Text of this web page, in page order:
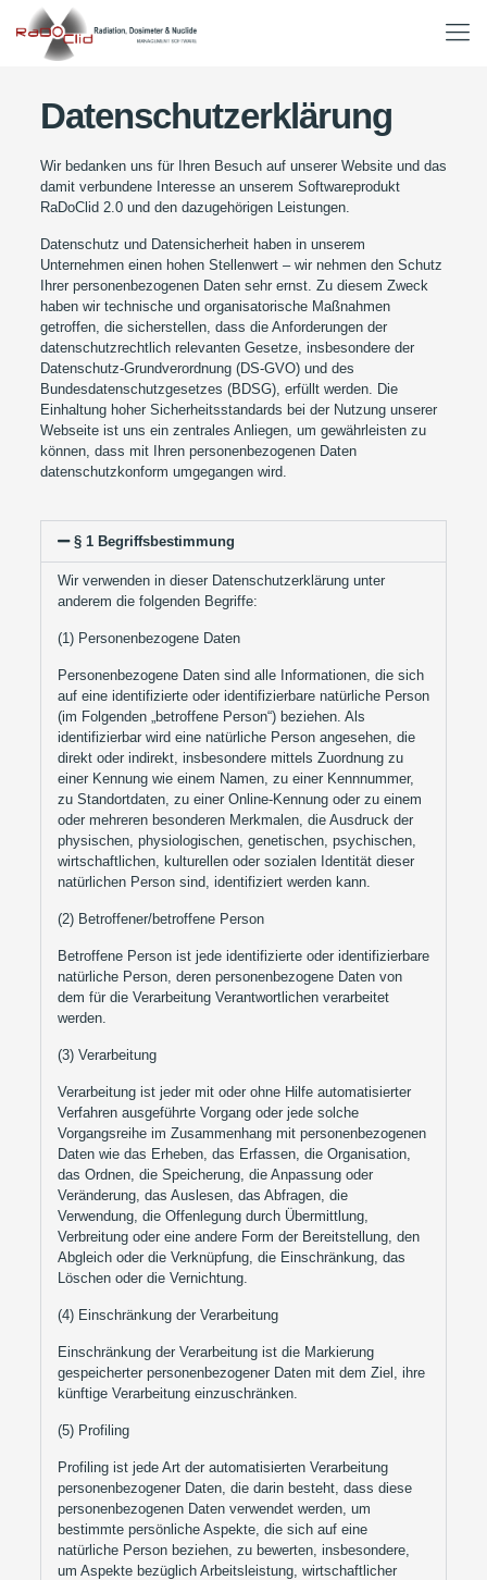
Datenschutzerklärung
Wir bedanken uns für Ihren Besuch auf unserer Website und das
damit verbundene Interesse an unserem Softwareprodukt
RaDoClid 2.0 und den dazugehörigen Leistungen.
Datenschutz und Datensicherheit haben in unserem
Unternehmen einen hohen Stellenwert – wir nehmen den Schutz
Ihrer personenbezogenen Daten sehr ernst. Zu diesem Zweck
haben wir technische und organisatorische Maßnahmen
getroffen, die sicherstellen, dass die Anforderungen der
datenschutzrechtlich relevanten Gesetze, insbesondere der
Datenschutz-Grundverordnung (DS-GVO) und des
Bundesdatenschutzgesetzes (BDSG), erfüllt werden. Die
Einhaltung hoher Sicherheitsstandards bei der Nutzung unserer
Webseite ist uns ein zentrales Anliegen, um gewährleisten zu
können, dass mit Ihren personenbezogenen Daten
datenschutzkonform umgegangen wird.
§ 1 Begriffsbestimmung
Wir verwenden in dieser Datenschutzerklärung unter
anderem die folgenden Begriffe:
(1) Personenbezogene Daten
Personenbezogene Daten sind alle Informationen, die sich
auf eine identifizierte oder identifizierbare natürliche Person
(im Folgenden „betroffene Person“) beziehen. Als
identifizierbar wird eine natürliche Person angesehen, die
direkt oder indirekt, insbesondere mittels Zuordnung zu
einer Kennung wie einem Namen, zu einer Kennnummer,
zu Standortdaten, zu einer Online-Kennung oder zu einem
oder mehreren besonderen Merkmalen, die Ausdruck der
physischen, physiologischen, genetischen, psychischen,
wirtschaftlichen, kulturellen oder sozialen Identität dieser
natürlichen Person sind, identifiziert werden kann.
(2) Betroffener/betroffene Person
Betroffene Person ist jede identifizierte oder identifizierbare
natürliche Person, deren personenbezogene Daten von
dem für die Verarbeitung Verantwortlichen verarbeitet
werden.
(3) Verarbeitung
Verarbeitung ist jeder mit oder ohne Hilfe automatisierter
Verfahren ausgeführte Vorgang oder jede solche
Vorgangsreihe im Zusammenhang mit personenbezogenen
Daten wie das Erheben, das Erfassen, die Organisation,
das Ordnen, die Speicherung, die Anpassung oder
Veränderung, das Auslesen, das Abfragen, die
Verwendung, die Offenlegung durch Übermittlung,
Verbreitung oder eine andere Form der Bereitstellung, den
Abgleich oder die Verknüpfung, die Einschränkung, das
Löschen oder die Vernichtung.
(4) Einschränkung der Verarbeitung
Einschränkung der Verarbeitung ist die Markierung
gespeicherter personenbezogener Daten mit dem Ziel, ihre
künftige Verarbeitung einzuschränken.
(5) Profiling
Profiling ist jede Art der automatisierten Verarbeitung
personenbezogener Daten, die darin besteht, dass diese
personenbezogenen Daten verwendet werden, um
bestimmte persönliche Aspekte, die sich auf eine
natürliche Person beziehen, zu bewerten, insbesondere,
um Aspekte bezüglich Arbeitsleistung, wirtschaftlicher